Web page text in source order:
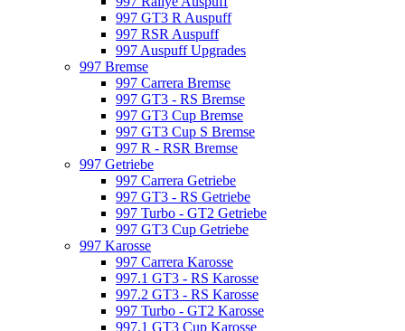
997 GT3 R Auspuff
997 RSR Auspuff
997 Auspuff Upgrades
997 Bremse
997 Carrera Bremse
997 GT3 - RS Bremse
997 GT3 Cup Bremse
997 GT3 Cup S Bremse
997 R - RSR Bremse
997 Getriebe
997 Carrera Getriebe
997 GT3 - RS Getriebe
997 Turbo - GT2 Getriebe
997 GT3 Cup Getriebe
997 Karosse
997 Carrera Karosse
997.1 GT3 - RS Karosse
997.2 GT3 - RS Karosse
997 Turbo - GT2 Karosse
997.1 GT3 Cup Karosse